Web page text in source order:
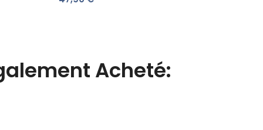
Acheté: